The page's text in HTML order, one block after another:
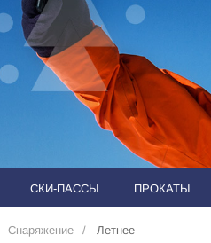
СКИ-ПАССЫ ПРОКАТЫ
Снаряжение Летнее